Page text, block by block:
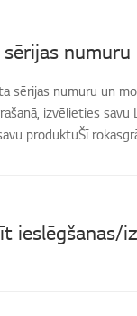
numuru
sērijas numuru un
izvēlieties savu
produktuŠī